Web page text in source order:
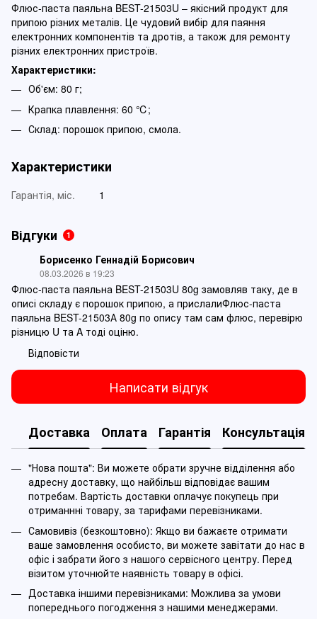
Флюс-паста паяльна BEST-21503U – якісний продукт для
припою різних металів. Це чудовий вибір для паяння
електронних компонентів та дротів, а також для ремонту
різних електронних пристроїв.
Характеристики:
Об'єм: 80 г;
Крапка плавлення: 60 ℃;
Склад: порошок припою, смола.
Характеристики
Гарантія, міс. 1
Відгуки 1
Борисенко Геннадій Борисович
08.03.2026 в 19:23
Флюс-паста паяльна BEST-21503U 80g замовляв таку, де в
описі складу є порошок припою, а прислалиФлюс-паста
паяльна BEST-21503А 80g по опису там сам флюс, перевірю
різницю U та A тоді оціню.
Відповісти
Написати відгук
Доставка Оплата Гарантія Консультація
"Нова пошта": Ви можете обрати зручне відділення або
адресну доставку, що найбільш відповідає вашим
потребам. Вартість доставки оплачує покупець при
отриманнні товару, за тарифами перевізниками.
Самовивіз (безкоштовно): Якщо ви бажаєте отримати
ваше замовлення особисто, ви можете завітати до нас в
офіс і забрати його з нашого сервісного центру. Перед
візитом уточнюйте наявність товару в офісі.
Доставка іншими перевізниками: Можлива за умови
попереднього погодження з нашими менеджерами.